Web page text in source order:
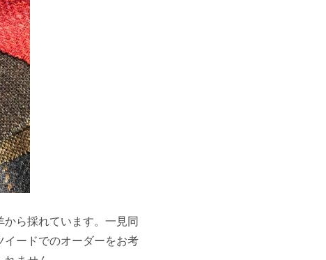
ら採れています。一見同
イードでのオーダーをお考